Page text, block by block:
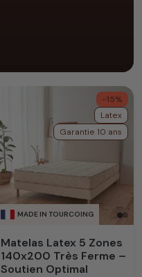
MADE IN TOURCOING
-15%
Latex
Garantie 10 ans
Matelas Latex 5 Zones
140x200 Très Ferme –
Soutien Optimal